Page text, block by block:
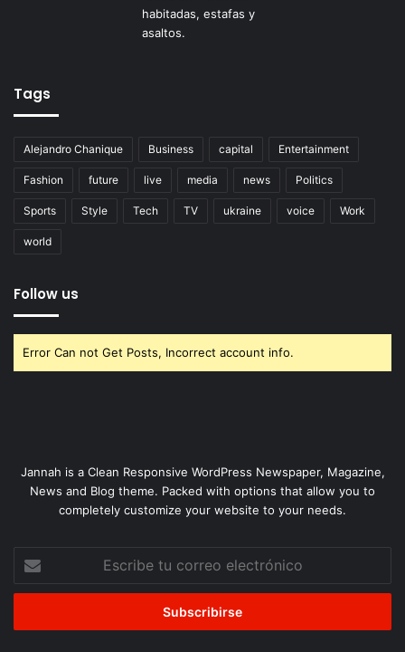
Tags
Alejandro Chanique Business capital Entertainment
Fashion future live media news Politics
Sports Style Tech TV ukraine voice Work
world
Follow us
Error Can not Get Posts, Incorrect account info.
Jannah is a Clean Responsive WordPress Newspaper, Magazine,
News and Blog theme. Packed with options that allow you to
completely customize your website to your needs.
correo